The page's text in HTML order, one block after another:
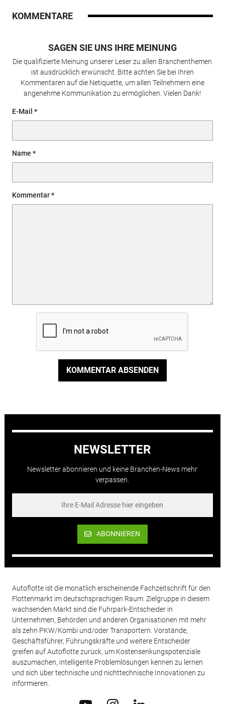
KOMMENTARE
SAGEN SIE UNS IHRE MEINUNG
Die qualifizierte Meinung unserer Leser zu allen Branchenthemen
ist ausdrücklich erwünscht. Bitte achten Sie bei Ihren
Kommentaren auf die Netiquette, um allen Teilnehmern eine
angenehme Kommunikation zu ermöglichen. Vielen Dank!
E-Mail
Name
Kommentar
KOMMENTAR ABSENDEN
NEWSLETTER
Newsletter abonnieren und keine Branchen-News mehr
verpassen.
ABONNIEREN
Autoflotte ist die monatlich erscheinende Fachzeitschrift für den
Flottenmarkt im deutschsprachigen Raum. Zielgruppe in diesem
wachsenden Markt sind die Fuhrpark-Entscheider in
Unternehmen, Behörden und anderen Organisationen mit mehr
als zehn PKW/Kombi und/oder Transportern. Vorstände,
Geschäftsführer, Führungskräfte und weitere Entscheider
greifen auf Autoflotte zurück, um Kostensenkungspotenziale
auszumachen, intelligente Problemlösungen kennen zu lernen
und sich über technische und nichttechnische Innovationen zu
informieren.